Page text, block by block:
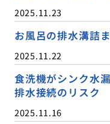
2025.11.23
お風呂の排水溝詰
2025.11.22
食洗機がシンク水
排水接続のリスク
2025.11.16